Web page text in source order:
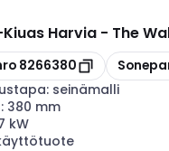
Kiuas Harvia - The
8266380 Kopioi
seinämalli
380 mm
kW